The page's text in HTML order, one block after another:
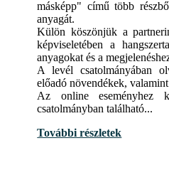
másképp" című több
anyagát.
Külön köszönjük a
képviseletében a
anyagokat és a
A levél csatolmányában
előadó növendékek,
Az online eseményhez
csatolmányban található...
További részletek